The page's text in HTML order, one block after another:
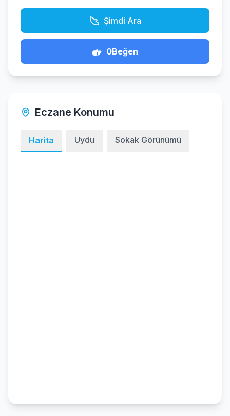
Şimdi Ara
0Beğen
Eczane Konumu
Harita Uydu Sokak Görünümü